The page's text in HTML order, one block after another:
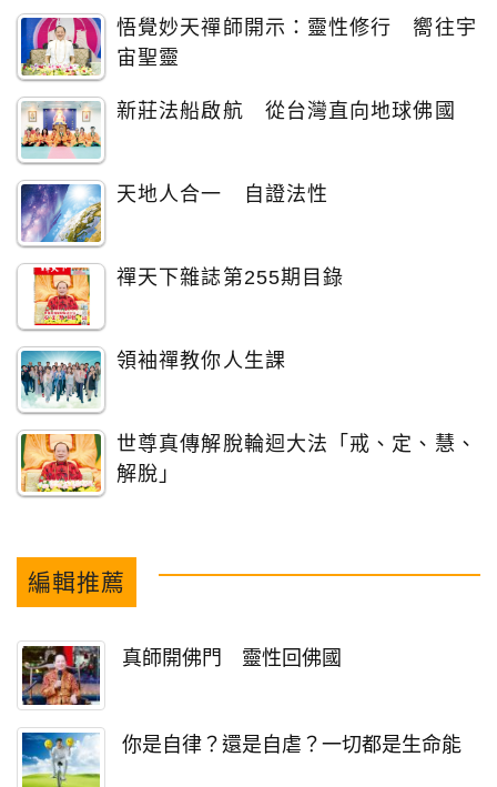
悟覺妙天禪師開示：靈性修行 嚮往宇
宙聖靈
新莊法船啟航 從台灣直向地球佛國
天地人合一 自證法性
禪天下雜誌第255期目錄
領袖禪教你人生課
世尊真傳解脫輪迴大法「戒、定、慧、
解脫」
編輯推薦
真師開佛門 靈性回佛國
你是自律？還是自虐？一切都是生命能